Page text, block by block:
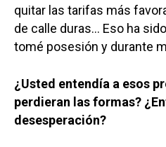
quitar las tarifas más
de calle duras… Eso ha
tomé posesión y durante
¿Usted entendía a esos
perdieran las formas?
desesperación?